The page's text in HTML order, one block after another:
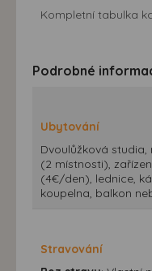
Kompletní tabulka
Podrobné
Ubytování
Dvoulůžková
(2 místnosti),
(4€/den), lednice,
koupelna, balkon
Stravování